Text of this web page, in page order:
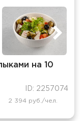
на 10
ID: 2257074
2 394 руб./чел.